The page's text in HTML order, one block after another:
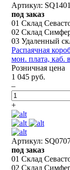
Артикул:
под заказ
01 Склад
02 Склад
03 Удаленный
Распаячная
мон. плата, каб.
Розничная цена
1 045 руб.
–
+
Артикул:
под заказ
01 Склад
02 Склад